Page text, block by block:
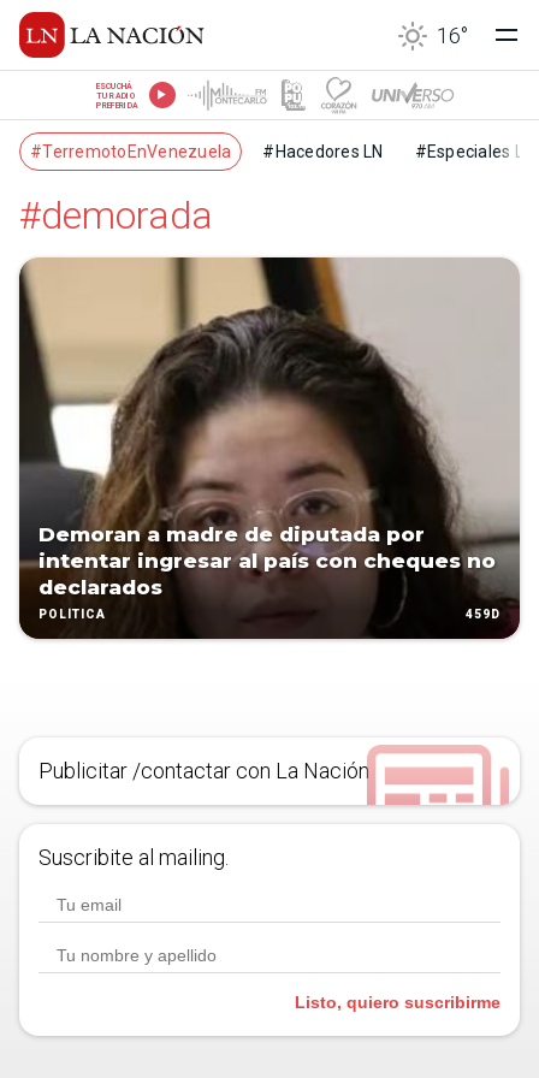
16°
ESCUCHÁ
TU RADIO
PREFERIDA
#TerremotoEnVenezuela #Hacedores LN #Especiales LN
#demorada
Demoran a madre de diputada por
intentar ingresar al país con cheques no
declarados
POLÍTICA 459D
Publicitar /contactar con La Nación
Suscribite al mailing.
Listo, quiero suscribirme